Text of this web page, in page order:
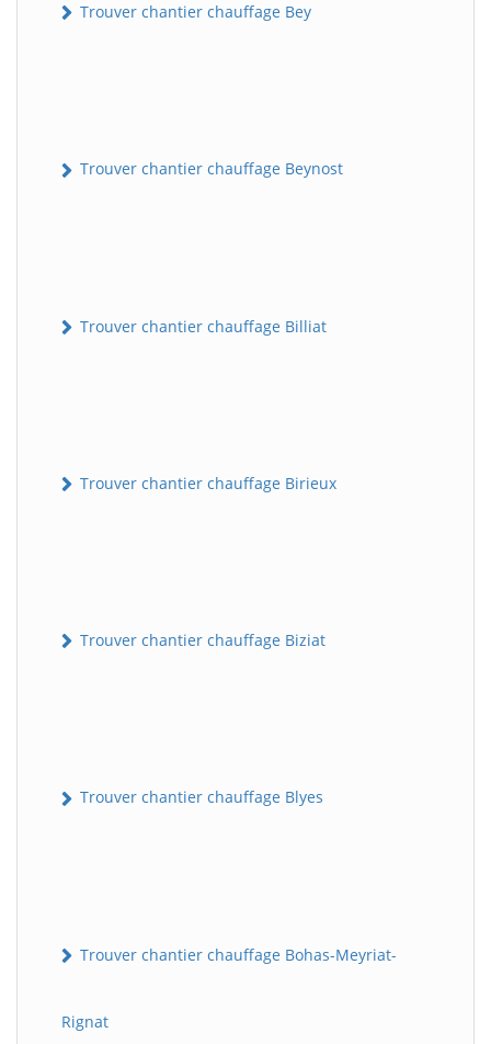
Trouver chantier chauffage Bey
Trouver chantier chauffage Beynost
Trouver chantier chauffage Billiat
Trouver chantier chauffage Birieux
Trouver chantier chauffage Biziat
Trouver chantier chauffage Blyes
Trouver chantier chauffage Bohas-Meyriat-
Rignat